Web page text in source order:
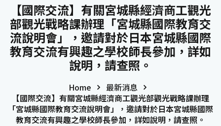
【國際交流】有關宮城縣經濟商工觀光
部觀光戰略課辦理「宮城縣國際教育交
流說明會」，邀請對於日本宮城縣國際
教育交流有興趣之學校師長參加，詳如
說明，請查照。
Home
最新消息
【國際交流】有關宮城縣經濟商工觀光部觀光戰略課辦理
「宮城縣國際教育交流說明會」，邀請對於日本宮城縣國際
教育交流有興趣之學校師長參加，詳如說明，請查照。